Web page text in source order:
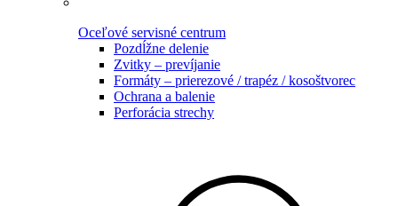
Oceľové servisné centrum
Pozdĺžne delenie
Zvitky – prevíjanie
Formáty – prierezové / trapéz / kosoštvorec
Ochrana a balenie
Perforácia strechy